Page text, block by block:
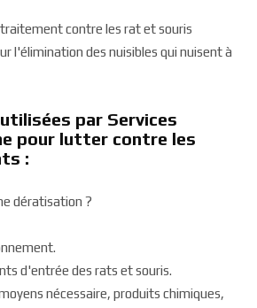
contre les rat et souris
l'élimination des nuisibles qui nuisent à
par Services
pour lutter contre les
:
dératisation ?
d'entrée des rats et souris.
nécessaire, produits chimiques,